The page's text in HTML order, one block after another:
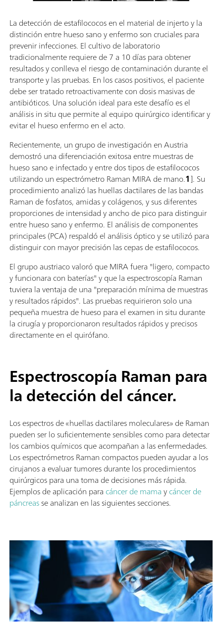
La detección de estafilococos en el material de injerto y la
distinción entre hueso sano y enfermo son cruciales para
prevenir infecciones. El cultivo de laboratorio
tradicionalmente requiere de 7 a 10 días para obtener
resultados y conlleva el riesgo de contaminación durante el
transporte y las pruebas. En los casos positivos, el paciente
debe ser tratado retroactivamente con dosis masivas de
antibióticos. Una solución ideal para este desafío es el
análisis in situ que permite al equipo quirúrgico identificar y
evitar el hueso enfermo en el acto.
Recientemente, un grupo de investigación en Austria
demostró una diferenciación exitosa entre muestras de
hueso sano e infectado y entre dos tipos de estafilococos
utilizando un espectrómetro Raman MIRA de mano.1]. Su
procedimiento analizó las huellas dactilares de las bandas
Raman de fosfatos, amidas y colágenos, y sus diferentes
proporciones de intensidad y ancho de pico para distinguir
entre hueso sano y enfermo. El análisis de componentes
principales (PCA) respaldó el análisis óptico y se utilizó para
distinguir con mayor precisión las cepas de estafilococos.
El grupo austriaco valoró que MIRA fuera "ligero, compacto
y funcionara con baterías" y que la espectroscopía Raman
tuviera la ventaja de una "preparación mínima de muestras
y resultados rápidos". Las pruebas requirieron solo una
pequeña muestra de hueso para el examen in situ durante
la cirugía y proporcionaron resultados rápidos y precisos
directamente en el quirófano.
Espectroscopía Raman para
la detección del cáncer.
Los espectros de «huellas dactilares moleculares» de Raman
pueden ser lo suficientemente sensibles como para detectar
los cambios químicos que acompañan a las enfermedades.
Los espectrómetros Raman compactos pueden ayudar a los
cirujanos a evaluar tumores durante los procedimientos
quirúrgicos para una toma de decisiones más rápida.
Ejemplos de aplicación para cáncer de mamaycáncer de
páncreasse analizan en las siguientes secciones.